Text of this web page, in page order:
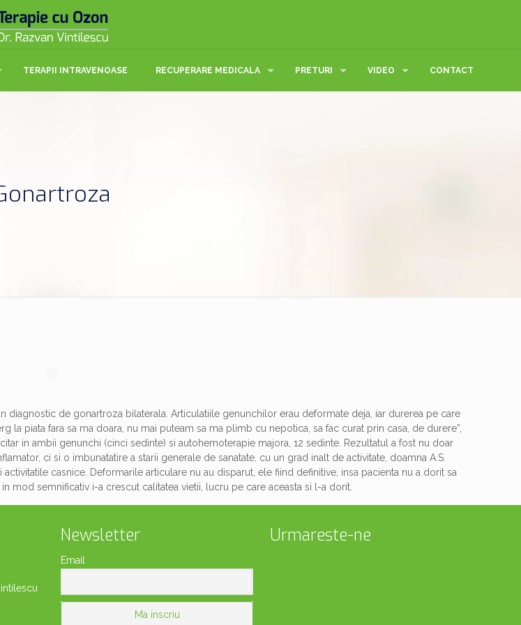
TERAPII INTRAVENOASE RECUPERARE MEDICALA PRETURI VIDEO CONTACT
diagnostic de gonartroza bilaterala. Articulatiile genunchilor erau deformate deja, iar durerea pe care
la piata fara sa ma doara, nu mai puteam sa ma plimb cu nepotica, sa fac curat prin casa, de durere”,
in ambii genunchi (cinci sedinte) si autohemoterapie majora, 12 sedinte. Rezultatul a fost nu doar
ci si o imbunatatire a starii generale de sanatate, cu un grad inalt de activitate, doamna A.S.
casnice. Deformarile articulare nu au disparut, ele fiind definitive, insa pacienta nu a dorit sa
mod semnificativ i-a crescut calitatea vietii, lucru pe care aceasta si l-a dorit.
Newsletter
Email
Urmareste-ne